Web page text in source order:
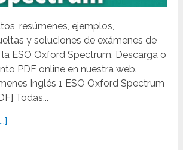
resúmenes, ejemplos,
y soluciones de exámenes de
la ESO Oxford Spectrum. Descarga o
PDF online en nuestra web.
Inglés 1 ESO Oxford Spectrum
Todas...